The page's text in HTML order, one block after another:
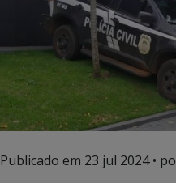
Publicado em 23 jul 2024•